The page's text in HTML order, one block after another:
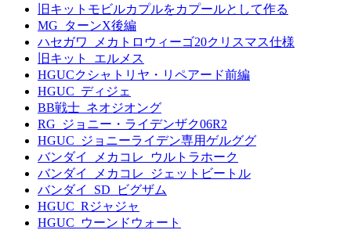
旧キットモビルカプルをカプールとして作る
MG_ターンX後編
ハセガワ_メカトロウィーゴ20クリスマス仕様
旧キット_エルメス
HGUCクシャトリヤ・リペアード前編
HGUC_ディジェ
BB戦士_ネオジオング
RG_ジョニー・ライデンザク06R2
HGUC_ジョニーライデン専用ゲルググ
バンダイ_メカコレ_ウルトラホーク
バンダイ_メカコレ_ジェットビートル
バンダイ_SD_ビグザム
HGUC_Rジャジャ
HGUC_ウーンドウォート